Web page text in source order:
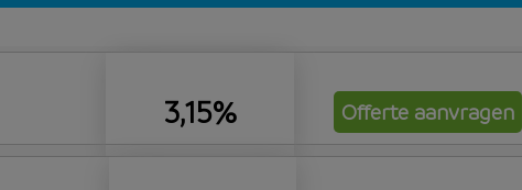
3,15% Offerte aanvragen